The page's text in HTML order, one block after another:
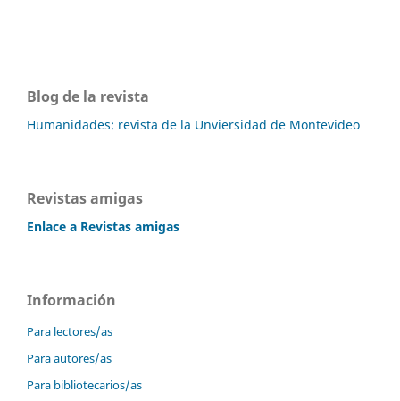
Blog de la revista
Humanidades: revista de la Unviersidad de Montevideo
Revistas amigas
Enlace a Revistas amigas
Información
Para lectores/as
Para autores/as
Para bibliotecarios/as